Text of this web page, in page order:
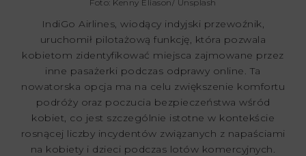
Foto: Kenny Eliason/ Unsplash
IndiGo Airlines, wiodący indyjski przewoźnik,
uruchomił pilotażową funkcję, która pozwala
kobietom zidentyfikować miejsca zajmowane przez
inne pasażerki podczas odprawy online. Ta
nowatorska opcja ma na celu zwiększenie komfortu
podróży oraz poczucia bezpieczeństwa wśród
kobiet, co jest szczególnie istotne w kontekście
rosnącej liczby incydentów związanych z napaściami
na kobiety i dzieci podczas lotów komercyjnych.